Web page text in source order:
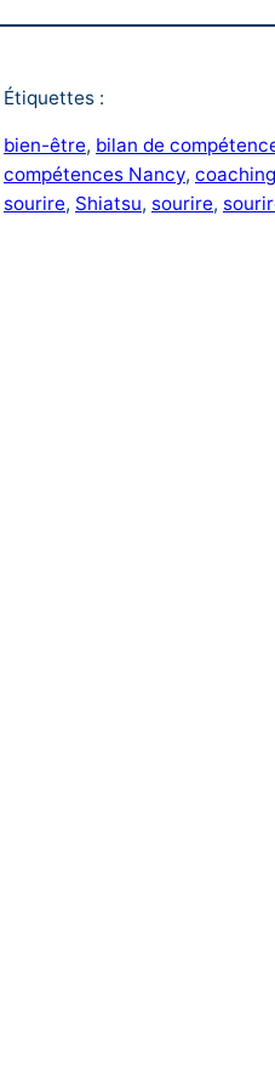
Étiquettes :
bien-être, bilan de
compétences Nancy, coaching
sourire, Shiatsu, sourire,